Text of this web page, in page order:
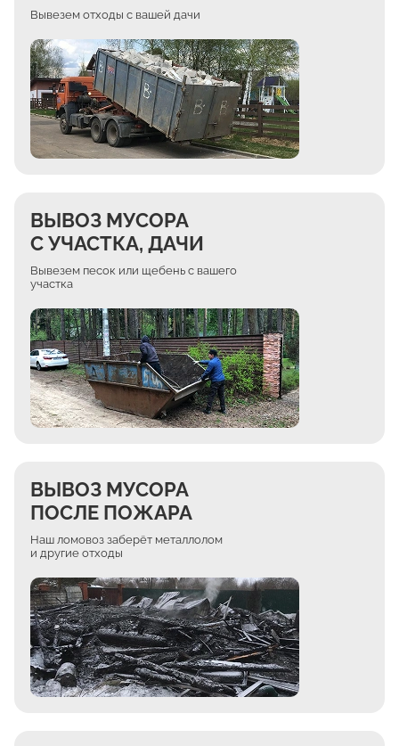
Вывезем отходы с вашей дачи
ВЫВОЗ МУСОРА
С УЧАСТКА, ДАЧИ
Вывезем песок или щебень с вашего
участка
ВЫВОЗ МУСОРА
ПОСЛЕ ПОЖАРА
Наш ломовоз заберёт металлолом
и другие отходы